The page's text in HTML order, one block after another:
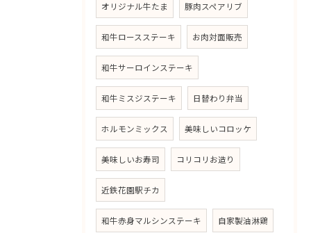
オリジナル牛たま 豚肉スペアリブ
和牛ロースステーキ お肉対面販売
和牛サーロインステーキ
和牛ミスジステーキ 日替わり弁当
ホルモンミックス 美味しいコロッケ
美味しいお寿司 コリコリお造り
近鉄花園駅チカ
和牛赤身マルシンステーキ 自家製油淋鶏